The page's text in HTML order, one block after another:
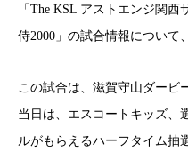
「The KSL アストエンジ関
侍2000」の試合情報について
この試合は、滋賀守山ダービ
当日は、エスコートキッズ、
ルがもらえるハーフタイム抽